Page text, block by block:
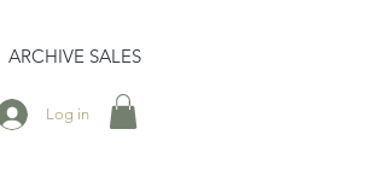
ARCHIVE SALES
Log in